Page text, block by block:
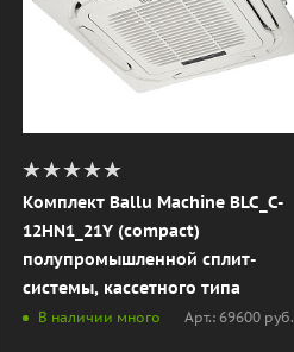
Комплект Ballu Machine BLC_C-
12HN1_21Y (compact)
полупромышленной сплит-
системы, кассетного типа
В наличии много Арт.: 69600 руб.